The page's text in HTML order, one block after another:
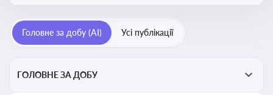
Головне за добу (AI) Усі публікації
ГОЛОВНЕ ЗА ДОБУ